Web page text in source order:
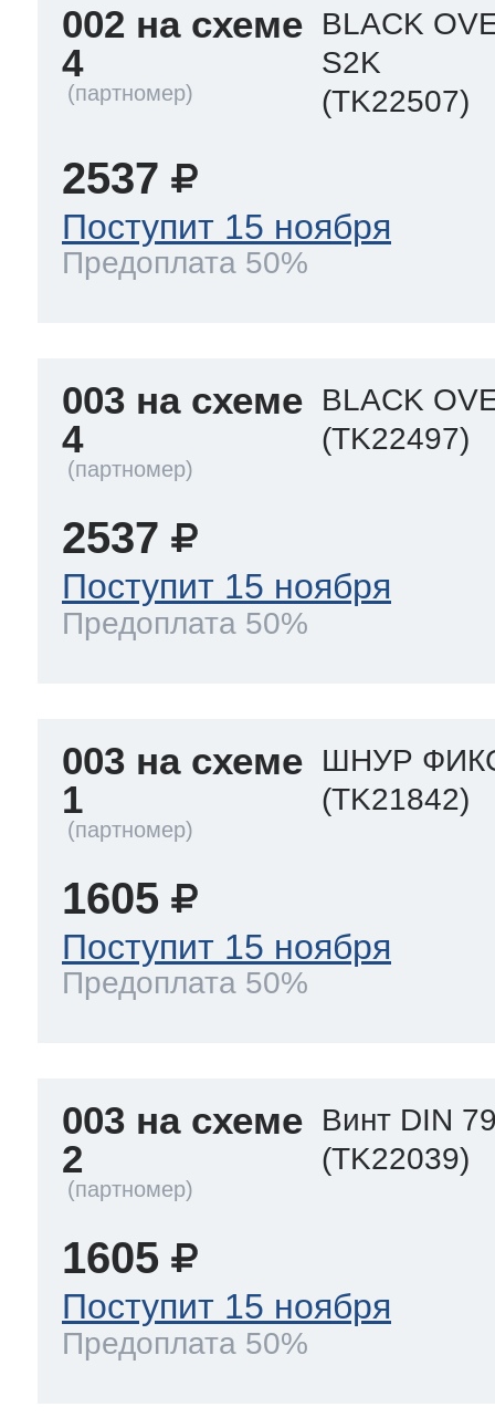
002 на схеме
4
BLACK
S2K
(TK22507)
2537
Поступит 15 ноября
Предоплата 50%
003 на схеме
4
BLACK
(TK22497)
2537
Поступит 15 ноября
Предоплата 50%
003 на схеме
1
ШНУР
(TK21842)
1605
Поступит 15 ноября
Предоплата 50%
003 на схеме
2
Винт DIN
(TK22039)
1605
Поступит 15 ноября
Предоплата 50%